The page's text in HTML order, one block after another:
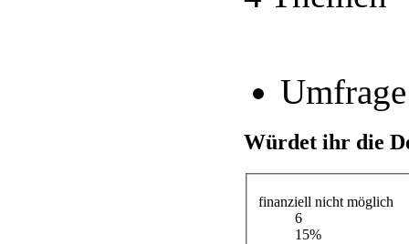
Umfrage
Würdet ihr die
finanziell nicht möglich
6
15%